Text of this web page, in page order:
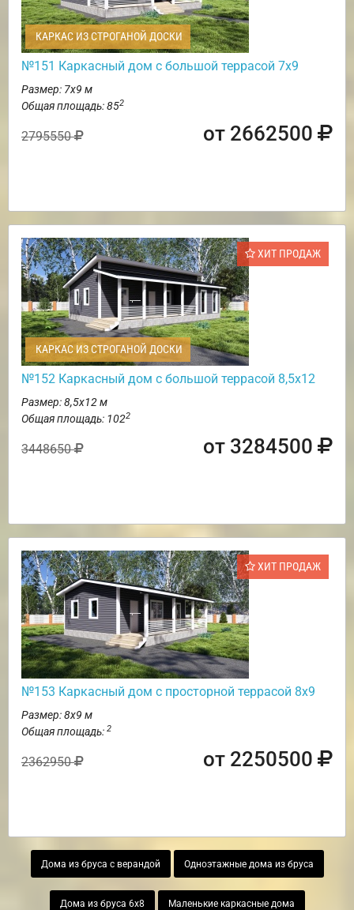
КАРКАС ИЗ СТРОГАНОЙ ДОСКИ
№151 Каркасный дом с большой террасой 7х9
Размер: 7х9 м
Общая площадь: 852
2795550 от 2662500
ХИТ ПРОДАЖ
КАРКАС ИЗ СТРОГАНОЙ ДОСКИ
№152 Каркасный дом с большой террасой 8,5х12
Размер: 8,5х12 м
Общая площадь: 1022
3448650 от 3284500
ХИТ ПРОДАЖ
№153 Каркасный дом с просторной террасой 8х9
Размер: 8х9 м
Общая площадь: 2
2362950 от 2250500
Дома из бруса с верандой Одноэтажные дома из бруса
Дома из бруса 6х8 Маленькие каркасные дома